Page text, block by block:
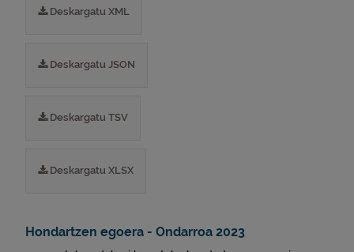
Deskargatu XML
Deskargatu JSON
Deskargatu TSV
Deskargatu XLSX
Hondartzen egoera - Ondarroa 2023